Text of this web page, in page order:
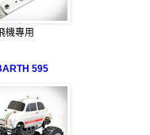
機專用
595